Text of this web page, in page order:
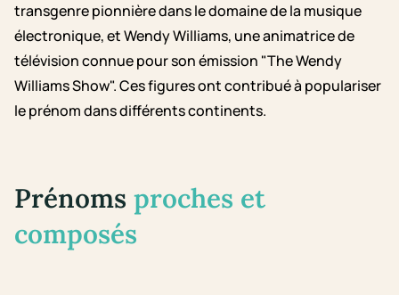
transgenre pionnière dans le domaine de la musique
électronique, et Wendy Williams, une animatrice de
télévision connue pour son émission "The Wendy
Williams Show". Ces figures ont contribué à populariser
le prénom dans différents continents.
Prénoms proches et
composés